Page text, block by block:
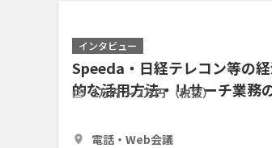
インタビュー
Speeda・日経テレコン等の
的な活用方法・リサーチ業務
2万円 〜 2万円 （税抜）
電話・Web会議